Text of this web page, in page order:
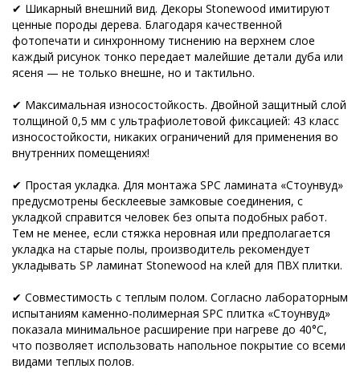
✔ Шикарный внешний вид. Декоры Stonewood имитируют
ценные породы дерева. Благодаря качественной
фотопечати и синхронному тиснению на верхнем слое
каждый рисунок тонко передает малейшие детали дуба или
ясеня — не только внешне, но и тактильно.
✔ Максимальная износостойкость. Двойной защитный слой
толщиной 0,5 мм с ультрафиолетовой фиксацией: 43 класс
износостойкости, никаких ограничений для применения во
внутренних помещениях!
✔ Простая укладка. Для монтажа SPC ламината «Стоунвуд»
предусмотрены бесклеевые замковые соединения, с
укладкой справится человек без опыта подобных работ.
Тем не менее, если стяжка неровная или предполагается
укладка на старые полы, производитель рекомендует
укладывать SP ламинат Stonewood на клей для ПВХ плитки.
✔ Совместимость с теплым полом. Согласно лабораторным
испытаниям каменно-полимерная SPC плитка «Стоунвуд»
показала минимальное расширение при нагреве до 40°С,
что позволяет использовать напольное покрытие со всеми
видами теплых полов.